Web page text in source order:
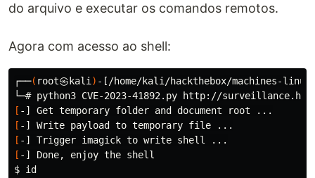
do arquivo e executar os comandos remotos.
Agora com acesso ao shell:
┌──( root㉿kali ) -[/home/kali/hackthebox/machines-
[
[
[
[
$